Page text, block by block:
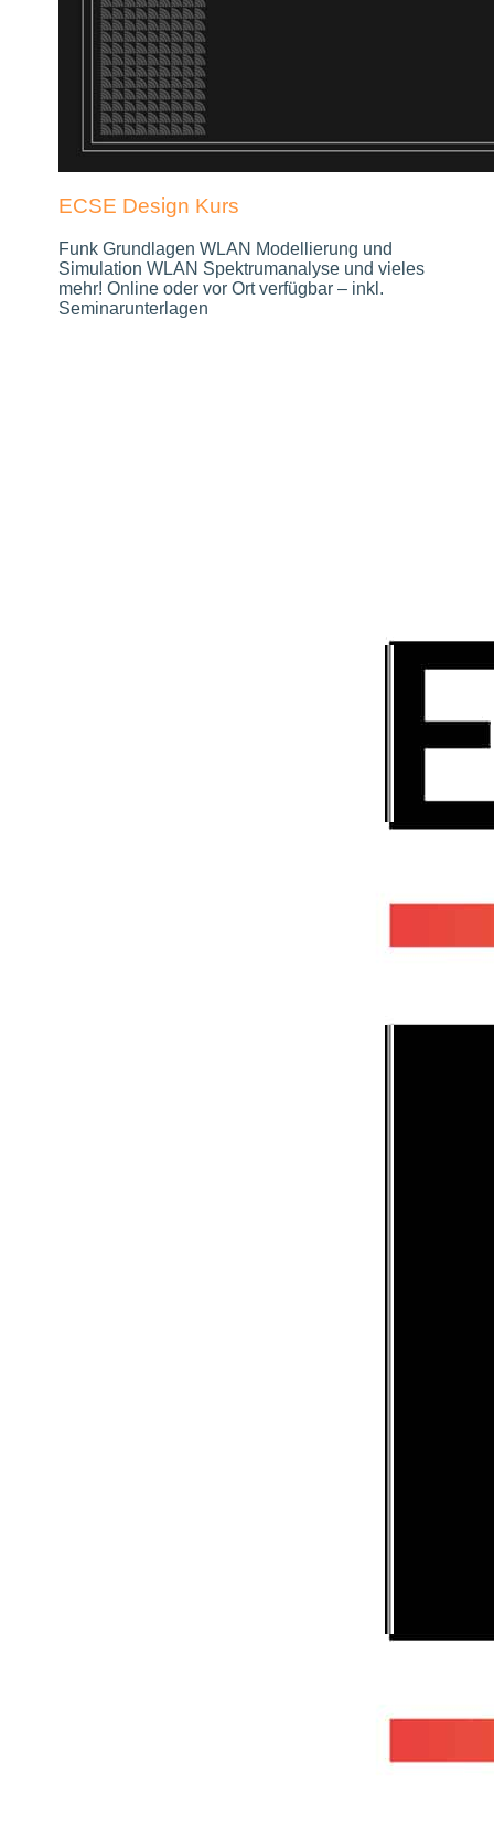
ECSE Design Kurs
Funk Grundlagen WLAN Modellierung und
Simulation WLAN Spektrumanalyse und vieles
mehr! Online oder vor Ort verfügbar – inkl.
Seminarunterlagen